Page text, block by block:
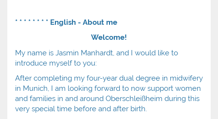
* * * * * * * * English - About me
Welcome!
My name is Jasmin Manhardt, and I would like to
introduce myself to you:
After completing my four-year dual degree in midwifery
in Munich, I am looking forward to now support women
and families in and around Oberschleißheim during this
very special time before and after birth.